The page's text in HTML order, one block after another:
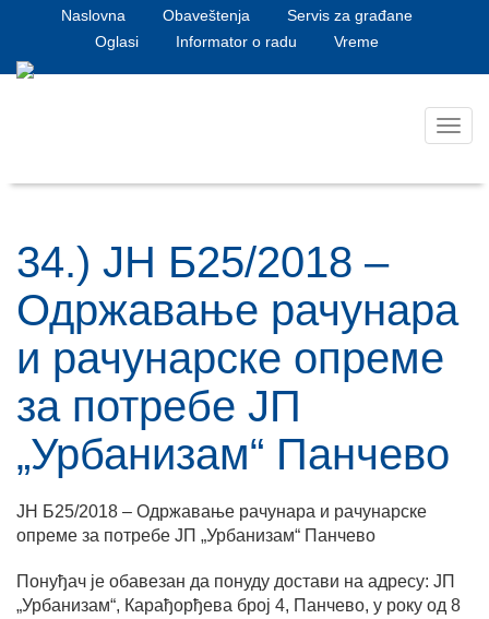
Naslovna Obaveštenja
Servis za građane
Oglasi
Informator o radu Vreme
34.) ЈН Б25/2018 –
Одржавање рачунара
и рачунарске опреме
за потребе ЈП
„Урбанизам“ Панчево
ЈН Б25/2018 – Одржавање рачунара и рачунарске
опреме за потребе ЈП „Урбанизам“ Панчево
Понуђач је обавезан да понуду достави на адресу: ЈП
„Урбанизам“, Карађорђева број 4, Панчево, у року од 8